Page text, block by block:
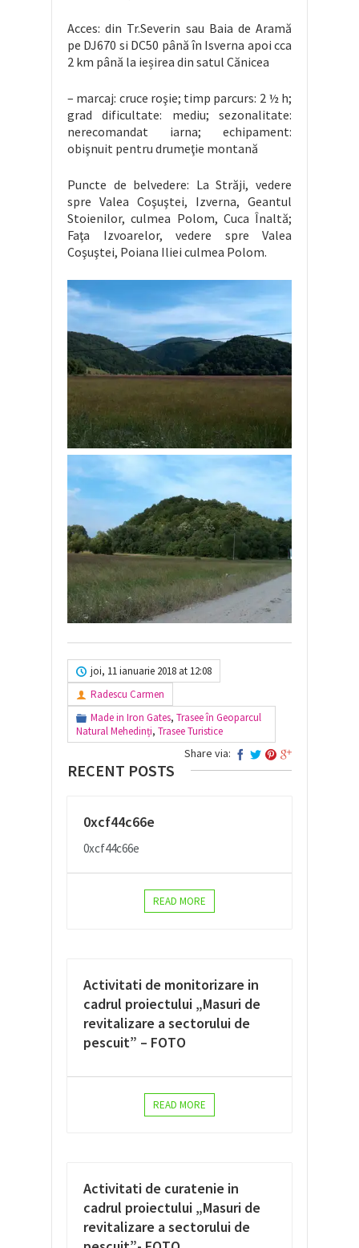
Acces: din Tr.Severin sau Baia de Aramă
pe DJ670 si DC50 până în Isverna apoi cca
2 km până la ieșirea din satul Cănicea
– marcaj: cruce roşie; timp parcurs: 2 ½ h;
grad dificultate: mediu; sezonalitate:
nerecomandat iarna; echipament:
obişnuit pentru drumeţie montană
Puncte de belvedere: La Străji, vedere
spre Valea Coşuştei, Izverna, Geantul
Stoienilor, culmea Polom, Cuca Înaltă;
Faţa Izvoarelor, vedere spre Valea
Coşuştei, Poiana Iliei culmea Polom.
joi, 11 ianuarie 2018 at 12:08
Radescu Carmen
Made in Iron Gates, Trasee în Geoparcul
Natural Mehedinți, Trasee Turistice
Share via:
RECENT POSTS
0xcf44c66e
0xcf44c66e
READ MORE
Activitati de monitorizare in
cadrul proiectului „Masuri de
revitalizare a sectorului de
pescuit” – FOTO
READ MORE
Activitati de curatenie in
cadrul proiectului „Masuri de
revitalizare a sectorului de